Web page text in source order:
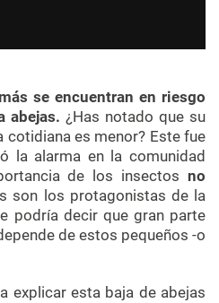
se encuentran en riesgo
abejas. ¿Has notado que su
cotidiana es menor? Este fue
la alarma en la comunidad
de los insectos no
son los protagonistas de la
podría decir que gran parte
de estos pequeños -o
explicar esta baja de abejas